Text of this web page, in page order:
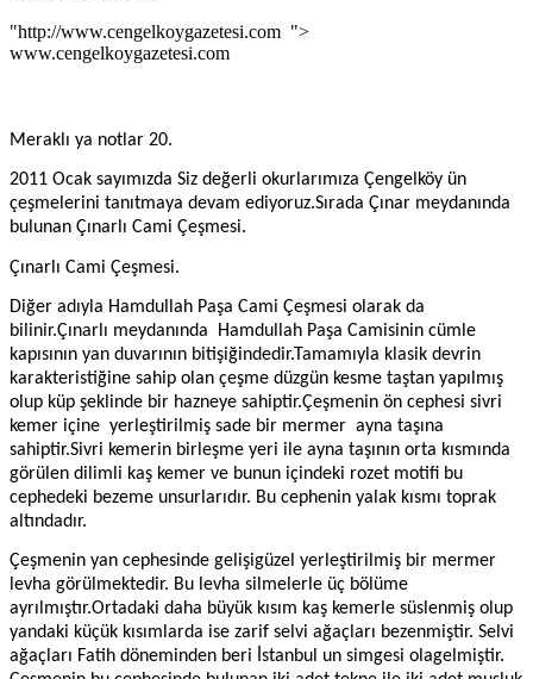
"http://www.cengelkoygazetesi.com ">
www.cengelkoygazetesi.com
Meraklı ya notlar 20.
2011 Ocak sayımızda Siz değerli okurlarımıza Çengelköy ün
çeşmelerini tanıtmaya devam ediyoruz.Sırada Çınar meydanında
bulunan Çınarlı Cami Çeşmesi.
Çınarlı Cami Çeşmesi.
Diğer adıyla Hamdullah Paşa Cami Çeşmesi olarak da
bilinir.Çınarlı meydanında
Hamdullah Paşa Camisinin cümle
kapısının yan duvarının bitişiğindedir.Tamamıyla klasik devrin
karakteristiğine sahip olan çeşme düzgün kesme taştan yapılmış
olup küp şeklinde bir hazneye sahiptir.Çeşmenin ön cephesi sivri
kemer içine yerleştirilmiş sade bir mermer ayna taşına
sahiptir.Sivri kemerin birleşme yeri ile ayna taşının orta kısmında
görülen dilimli kaş kemer ve bunun içindeki rozet motifi bu
cephedeki bezeme unsurlarıdır. Bu cephenin yalak kısmı toprak
altındadır.
Çeşmenin yan cephesinde gelişigüzel yerleştirilmiş bir mermer
levha görülmektedir. Bu levha silmelerle üç bölüme
ayrılmıştır.Ortadaki daha büyük kısım kaş kemerle süslenmiş olup
yandaki küçük kısımlarda ise zarif selvi ağaçları bezenmiştir. Selvi
ağaçları Fatih döneminden beri İstanbul un simgesi olagelmiştir.